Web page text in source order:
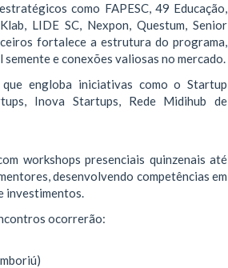
como FAPESC, 49 Educação,
LIDE SC, Nexpon, Questum, Senior
fortalece a estrutura do programa,
e conexões valiosas no mercado.
engloba iniciativas como o Startup
Inova Startups, Rede Midihub de
workshops presenciais quinzenais até
desenvolvendo competências em
investimentos.
ocorrerão: